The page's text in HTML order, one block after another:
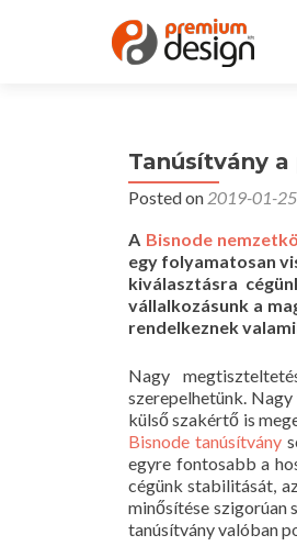
Tanúsítvány
Posted on 2019-01-25
A Bisnode
egy folyamatosan
kiválasztásra
vállalkozásunk a
rendelkeznek
Nagy
szerepelhetünk.
külső szakértő is
Bisnode tanúsítvány
egyre fontosabb a
cégünk stabilitását,
minősítése szigorúan
tanúsítvány valóban